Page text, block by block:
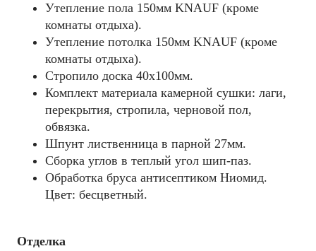
Утепление пола 150мм KNAUF (кроме
комнаты отдыха).
Утепление потолка 150мм KNAUF (кроме
комнаты отдыха).
Стропило доска 40x100мм.
Комплект материала камерной сушки: лаги,
перекрытия, стропила, черновой пол,
обвязка.
Шпунт лиственница в парной 27мм.
Сборка углов в теплый угол шип-паз.
Обработка бруса антисептиком Ниомид.
Цвет: бесцветный.
Отделка